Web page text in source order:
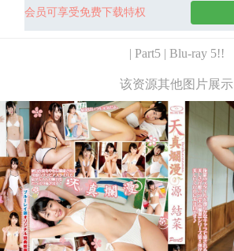
会员可享受免费下载特权
| Part5 | Blu-ray 5!!
该资源其他图片展示